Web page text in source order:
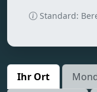
Standard:
Ihr Ort